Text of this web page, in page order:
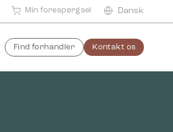
Min forespørgsel Dansk
Find forhandler Kontakt os